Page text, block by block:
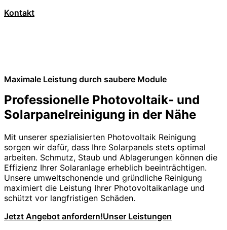
Kontakt
Maximale Leistung durch saubere Module
Professionelle Photovoltaik- und
Solarpanelreinigung in der Nähe
Mit unserer spezialisierten Photovoltaik Reinigung
sorgen wir dafür, dass Ihre Solarpanels stets optimal
arbeiten. Schmutz, Staub und Ablagerungen können die
Effizienz Ihrer Solaranlage erheblich beeinträchtigen.
Unsere umweltschonende und gründliche Reinigung
maximiert die Leistung Ihrer Photovoltaikanlage und
schützt vor langfristigen Schäden.
Jetzt Angebot anfordern!Unser Leistungen